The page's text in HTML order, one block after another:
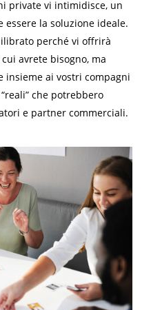
private vi intimidisce, un
la soluzione ideale.
perché vi offrirà
avrete bisogno, ma
insieme ai vostri compagni
che potrebbero
e partner commerciali.